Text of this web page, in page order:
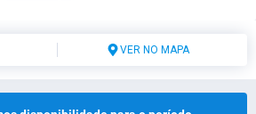
VER NO MAPA